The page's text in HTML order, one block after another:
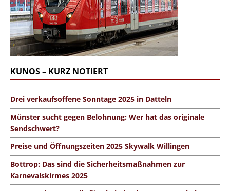
KUNOS – KURZ NOTIERT
Drei verkaufsoffene Sonntage 2025 in Datteln
Münster sucht gegen Belohnung: Wer hat das originale
Sendschwert?
Preise und Öffnungszeiten 2025 Skywalk Willingen
Bottrop: Das sind die Sicherheitsmaßnahmen zur
Karnevalskirmes 2025